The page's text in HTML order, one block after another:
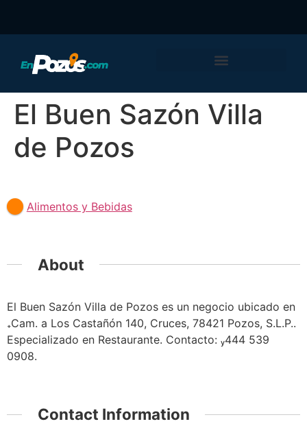
El Buen Sazón Villa
de Pozos
Alimentos y Bebidas
About
El Buen Sazón Villa de Pozos es un negocio ubicado en
Cam. a Los Castañón 140, Cruces, 78421 Pozos, S.L.P..
Especializado en Restaurante. Contacto: 444 539
0908.
Contact Information